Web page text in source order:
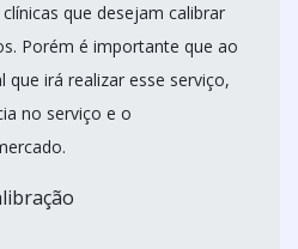
que desejam calibrar
Porém é importante que ao
irá realizar esse serviço,
no serviço e o